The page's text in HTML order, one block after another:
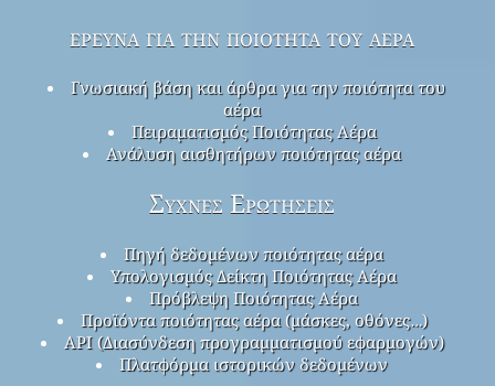
έρευνα για την ποιότητα του αέρα
Γνωσιακή βάση και άρθρα για την ποιότητα του
αέρα
Πειραματισμός Ποιότητας Αέρα
Ανάλυση αισθητήρων ποιότητας αέρα
Συχνές Ερωτήσεις
Πηγή δεδομένων ποιότητας αέρα
Υπολογισμός Δείκτη Ποιότητας Αέρα
Πρόβλεψη Ποιότητας Αέρα
Προϊόντα ποιότητας αέρα (μάσκες, οθόνες…)
API (Διασύνδεση προγραμματισμού εφαρμογών)
Πλατφόρμα ιστορικών δεδομένων